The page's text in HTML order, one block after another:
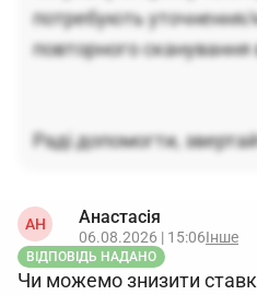
потребують уточнення/
повторного сканування
Раді допомогти,
АН Анастасія
06.08.2026 | 15:06Інше
ВІДПОВІДЬ НАДАНО
Чи можемо знизити